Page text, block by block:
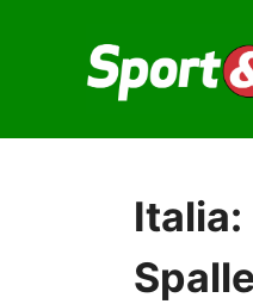
contenuto